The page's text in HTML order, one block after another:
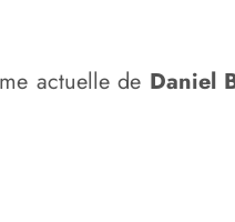
actuelle de Daniel